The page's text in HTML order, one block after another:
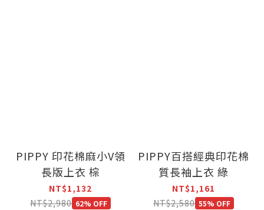
PIPPY 印花棉麻小V領
長版上衣 棕
NT$1,132
NT$2,980 62% OFF
PIPPY百搭經典印花棉
質長袖上衣 綠
NT$1,161
NT$2,580 55% OFF